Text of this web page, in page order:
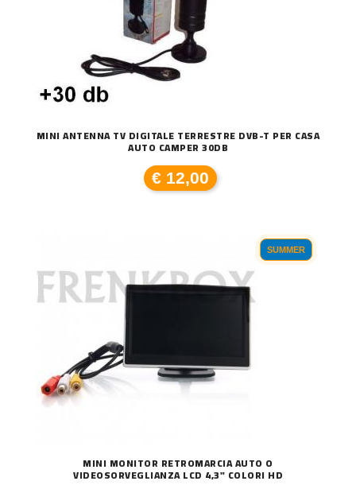
MINI ANTENNA TV DIGITALE TERRESTRE DVB-T PER CASA
AUTO CAMPER 30DB
€ 12,00
SUMMER
MINI MONITOR RETROMARCIA AUTO O
VIDEOSORVEGLIANZA LCD 4,3" COLORI HD